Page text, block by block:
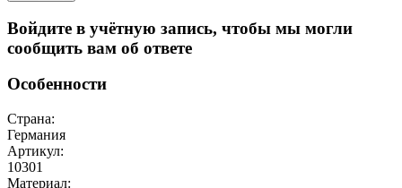
Войдите в учётную запись, чтобы мы могли
сообщить вам об ответе
Особенности
Страна:
Германия
Артикул:
10301
Материал: